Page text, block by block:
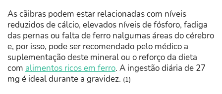
As cãibras podem estar relacionadas com níveis
reduzidos de cálcio, elevados níveis de fósforo, fadiga
das pernas ou falta de ferro nalgumas áreas do cérebro
e, por isso, pode ser recomendado pelo médico a
suplementação deste mineral ou o reforço da dieta
com alimentos ricos em ferro. A ingestão diária de 27
mg é ideal durante a gravidez. (1)